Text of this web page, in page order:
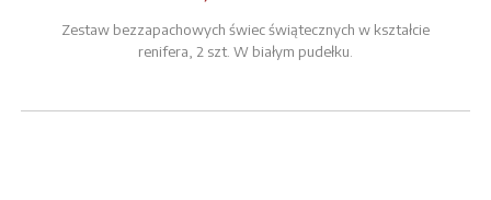
Zestaw bezzapachowych świec świątecznych w kształcie
renifera, 2 szt. W białym pudełku.